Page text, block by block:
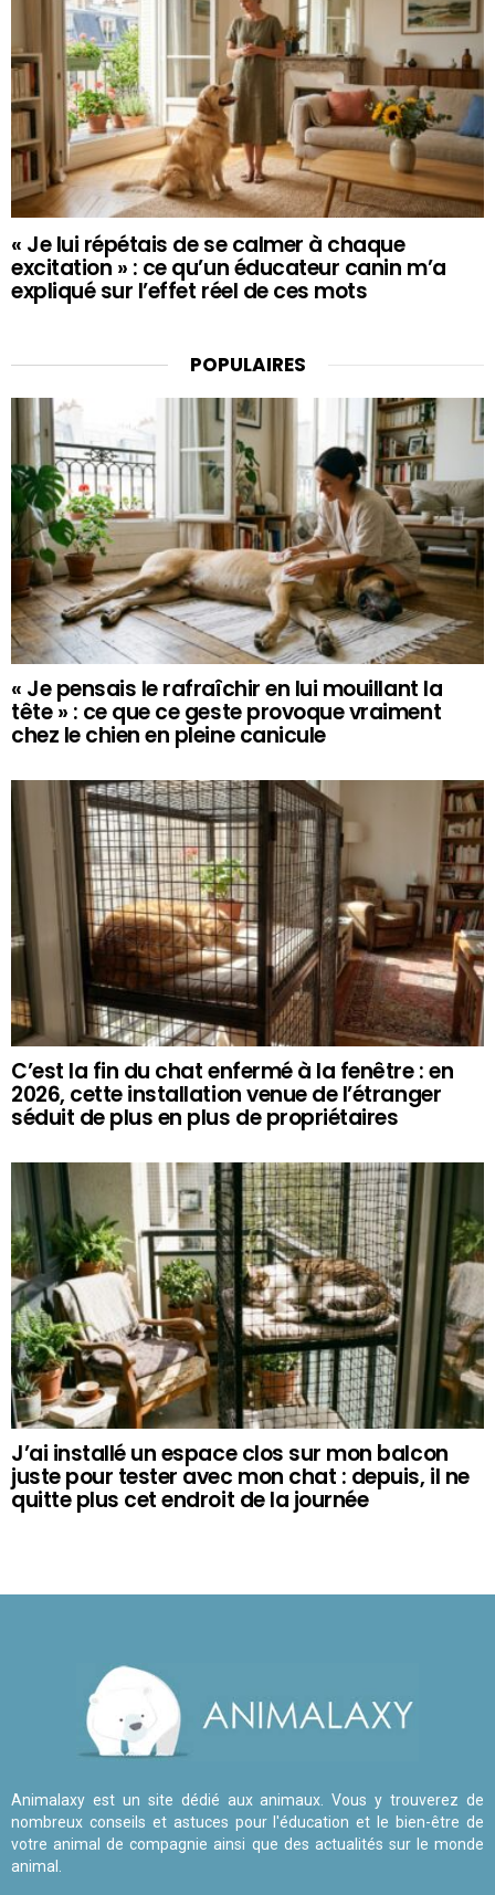
« Je lui répétais de se calmer à chaque
excitation » : ce qu’un éducateur canin m’a
expliqué sur l’effet réel de ces mots
POPULAIRES
« Je pensais le rafraîchir en lui mouillant la
tête » : ce que ce geste provoque vraiment
chez le chien en pleine canicule
C’est la fin du chat enfermé à la fenêtre : en
2026, cette installation venue de l’étranger
séduit de plus en plus de propriétaires
J’ai installé un espace clos sur mon balcon
juste pour tester avec mon chat : depuis, il ne
quitte plus cet endroit de la journée
Animalaxy est un site dédié aux animaux. Vous y trouverez de
nombreux conseils et astuces pour l'éducation et le bien-être de
votre animal de compagnie ainsi que des actualités sur le monde
animal.